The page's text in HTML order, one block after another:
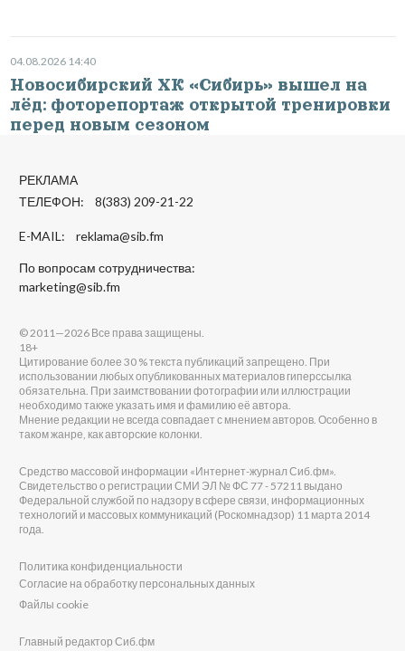
04.08.2026 14:40
Новосибирский ХК «Сибирь» вышел на
лёд: фоторепортаж открытой тренировки
перед новым сезоном
РЕКЛАМА
ТЕЛЕФОН: 8(383) 209-21-22
E-MAIL: reklama@sib.fm
По вопросам сотрудничества:
marketing@sib.fm
© 2011—2026 Все права защищены.
18+
Цитирование более 30 % текста публикаций запрещено. При
использовании любых опубликованных материалов гиперссылка
обязательна. При заимствовании фотографии или иллюстрации
необходимо также указать имя и фамилию её автора.
Мнение редакции не всегда совпадает с мнением авторов. Особенно в
таком жанре, как авторские колонки.
Средство массовой информации «Интернет-журнал Сиб.фм».
Свидетельство о регистрации СМИ ЭЛ № ФС 77 - 57211 выдано
Федеральной службой по надзору в сфере связи, информационных
технологий и массовых коммуникаций (Роскомнадзор) 11 марта 2014
года.
Политика конфиденциальности
Согласие на обработку персональных данных
Файлы cookie
Главный редактор Сиб.фм